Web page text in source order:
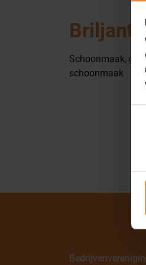
Briljant
Schoonmaak,
schoonmaak
Wie zijn